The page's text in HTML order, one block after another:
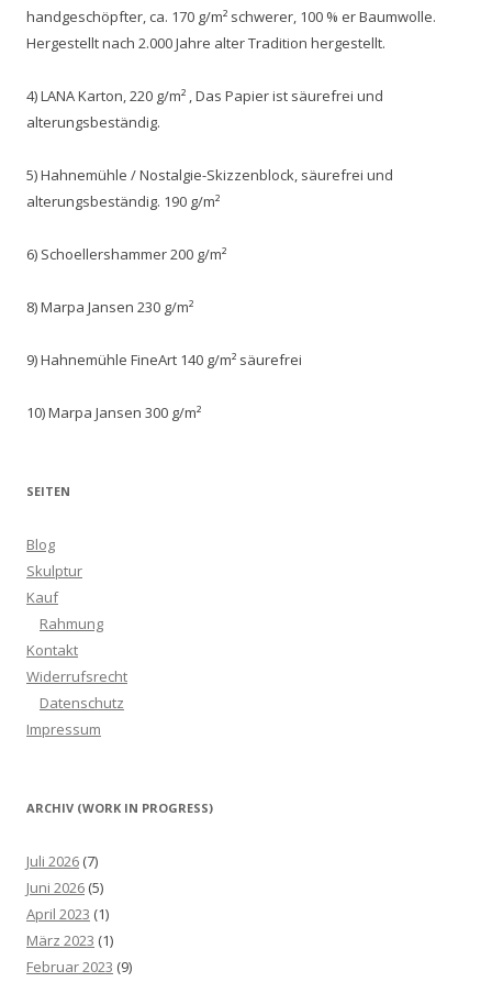
handgeschöpfter, ca. 170 g/m² schwerer, 100 % er Baumwolle.
Hergestellt nach 2.000 Jahre alter Tradition hergestellt.
4) LANA Karton, 220 g/m² , Das Papier ist säurefrei und
alterungsbeständig.
5) Hahnemühle / Nostalgie-Skizzenblock, säurefrei und
alterungsbeständig. 190 g/m²
6) Schoellershammer 200 g/m²
8) Marpa Jansen 230 g/m²
9) Hahnemühle FineArt 140 g/m² säurefrei
10) Marpa Jansen 300 g/m²
SEITEN
Blog
Skulptur
Kauf
Rahmung
Kontakt
Widerrufsrecht
Datenschutz
Impressum
ARCHIV (WORK IN PROGRESS)
Juli 2026 (7)
Juni 2026 (5)
April 2023 (1)
März 2023 (1)
Februar 2023 (9)